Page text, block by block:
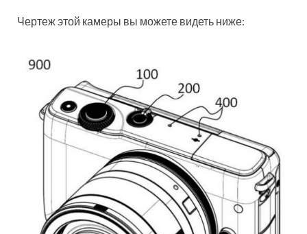
Чертеж этой камеры вы можете видеть ниже: